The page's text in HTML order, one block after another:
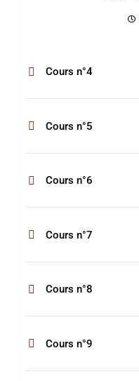
Cours n°4
Cours n°5
Cours n°6
Cours n°7
Cours n°8
Cours n°9